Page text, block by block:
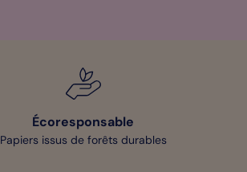
Écoresponsable
Papiers issus de forêts durables